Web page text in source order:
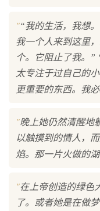
"“我的生活，我想
我一个人来到这里
个。它阻止了我。”
太专注于过自己的
更重要的东西。我
"晚上她仍然清醒地
以触摸到的情人，
焰。那一片火做的湖
"在上帝创造的绿色
了。或者她是在做